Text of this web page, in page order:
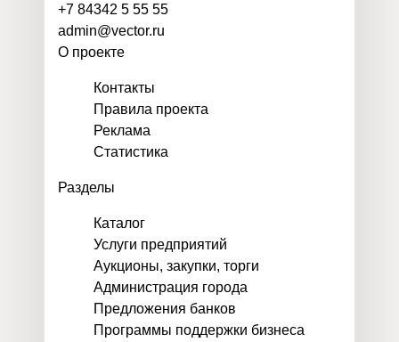
+7 84342 5 55 55
admin@vector.ru
О проекте
Контакты
Правила проекта
Реклама
Статистика
Разделы
Каталог
Услуги предприятий
Аукционы, закупки, торги
Администрация города
Предложения банков
Программы поддержки бизнеса